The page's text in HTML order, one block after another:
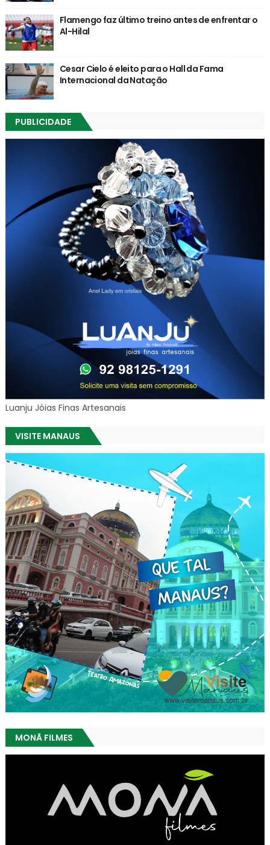
Flamengo faz último treino antes de enfrentar o
Al-Hilal
Cesar Cielo é eleito para o Hall da Fama
Internacional da Natação
PUBLICIDADE
Luanju Jóias Finas Artesanais
VISITE MANAUS
MONÃ FILMES